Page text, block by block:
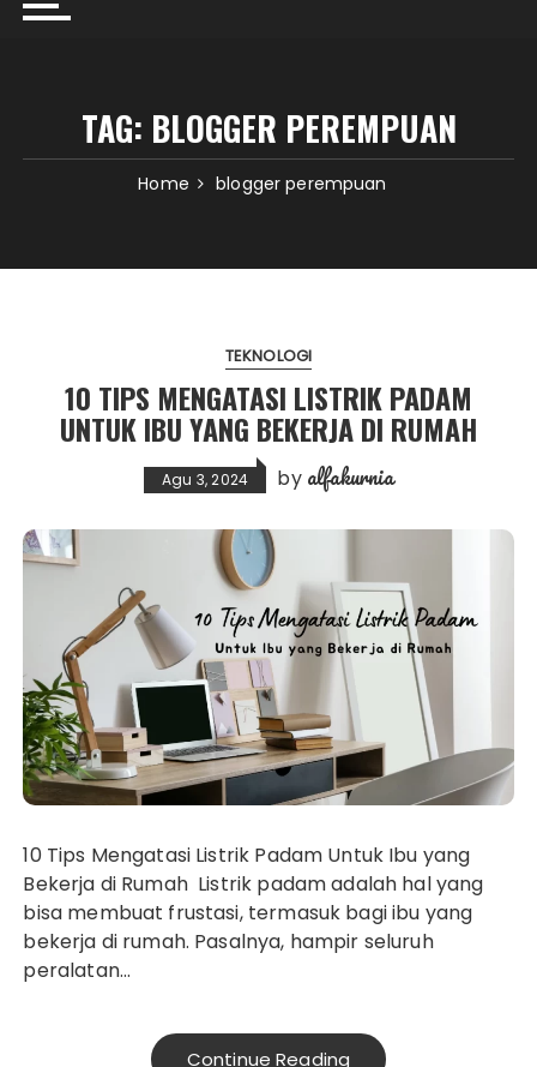
TAG: BLOGGER PEREMPUAN
Home blogger perempuan
TEKNOLOGI
10 TIPS MENGATASI LISTRIK PADAM
UNTUK IBU YANG BEKERJA DI RUMAH
Agu 3, 2024 by alfakurnia
10 Tips Mengatasi Listrik Padam Untuk Ibu yang
Bekerja di Rumah Listrik padam adalah hal yang
bisa membuat frustasi, termasuk bagi ibu yang
bekerja di rumah. Pasalnya, hampir seluruh
peralatan…
Continue Reading